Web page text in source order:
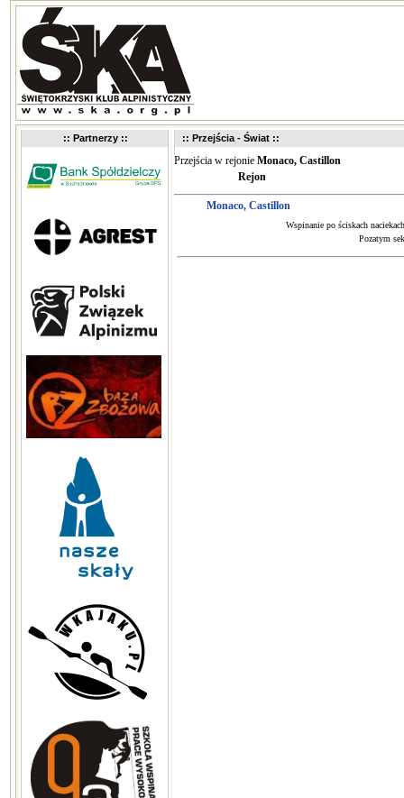
:: Partnerzy :: :: Przejścia - Świat ::
Przejścia w rejonie Monaco, Castillon
Rejon
Monaco, Castillon
Wspinanie po ściskach
Pozatym